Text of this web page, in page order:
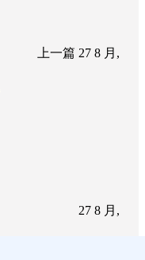
上一篇 27 8 月,
27 8 月,